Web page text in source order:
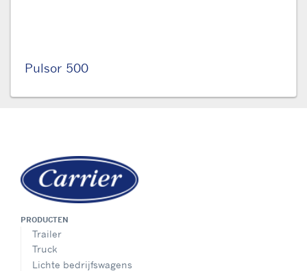
Pulsor 500
PRODUCTEN
Trailer
Truck
Lichte bedrijfswagens